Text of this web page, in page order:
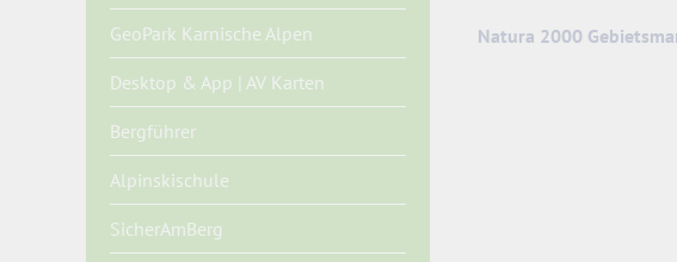
GeoPark Karnische Alpen
Desktop & App | AV Karten
Bergführer
Alpinskischule
SicherAmBerg
Natura 2000